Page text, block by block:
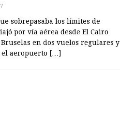
sobrepasaba los límites de
por vía aérea desde El Cairo
en dos vuelos regulares y
aeropuerto […]